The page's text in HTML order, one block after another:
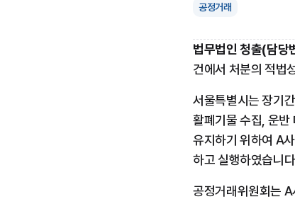
공정거래
법무법인 청출(담당
건에서 처분의 적법
서울특별시는 장기
활폐기물 수집, 운반
유지하기 위하여 A
하고 실행하였습니
공정거래위원회는